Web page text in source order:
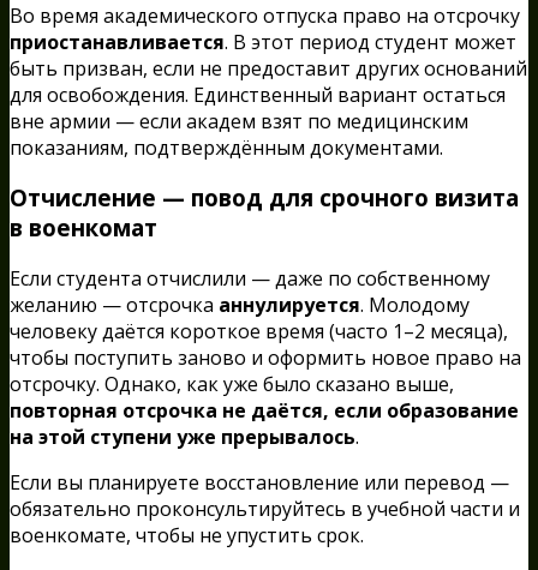
Во время академического отпуска право на отсрочку
приостанавливается. В этот период студент может
быть призван, если не предоставит других оснований
для освобождения. Единственный вариант остаться
вне армии — если академ взят по медицинским
показаниям, подтверждённым документами.
Отчисление — повод для срочного визита
в военкомат
Если студента отчислили — даже по собственному
желанию — отсрочка аннулируется. Молодому
человеку даётся короткое время (часто 1–2 месяца),
чтобы поступить заново и оформить новое право на
отсрочку. Однако, как уже было сказано выше,
повторная отсрочка не даётся, если образование
на этой ступени уже прерывалось.
Если вы планируете восстановление или перевод —
обязательно проконсультируйтесь в учебной части и
военкомате, чтобы не упустить срок.